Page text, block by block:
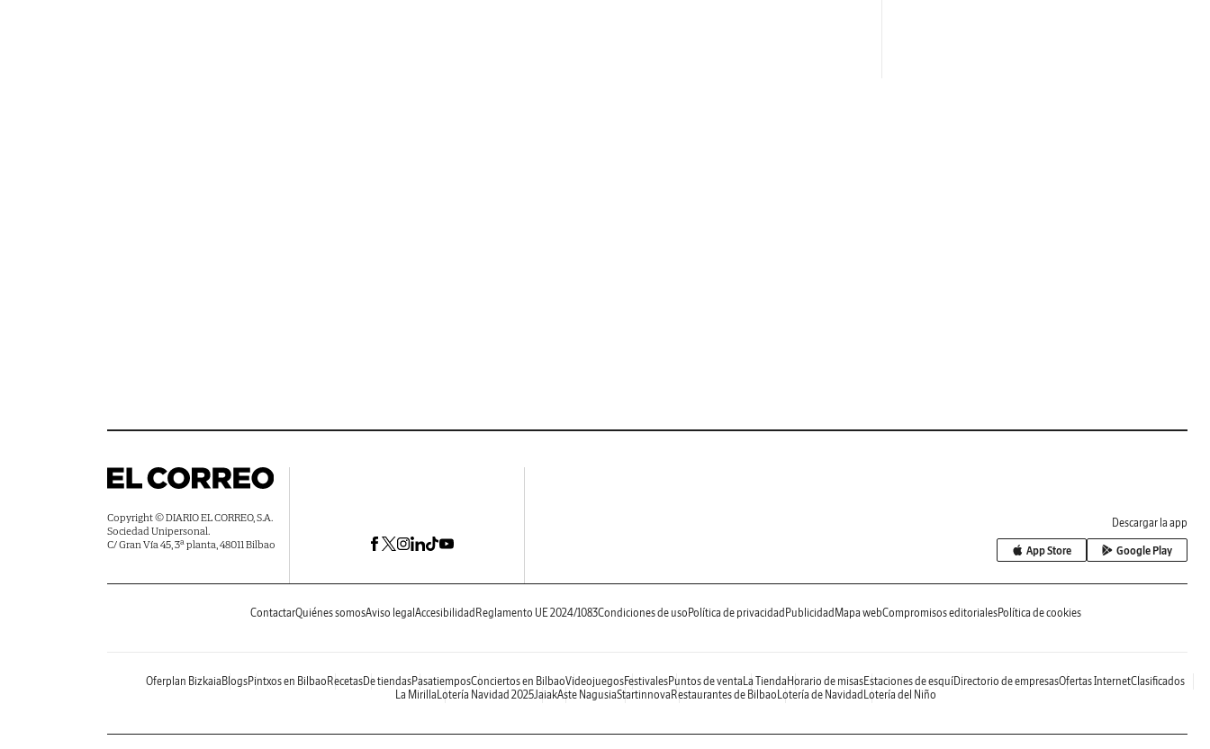
Copyright © DIARIO EL CORREO, S.A.
Sociedad Unipersonal.
C/ Gran Vía 45, 3ª planta, 48011 Bilbao
Descargar la app
App Store Google Play
ContactarQuiénes somosAviso legal Accesibilidad Reglamento UE 2024/1083Condiciones de uso Política de privacidad Publicidad Mapa webCompromisos editorialesPolítica de cookies
Oferplan Bizkaia BlogsPintxos en Bilbao RecetasDe tiendasPasatiemposConciertos en BilbaoVideojuegosFestivalesPuntos de venta La Tienda Horario de misasEstaciones de esquíDirectorio de empresasOfertas InternetClasificados
La Mirilla Lotería Navidad 2025JaiakAste NagusiaStartinnova Restaurantes de Bilbao Lotería de Navidad Lotería del Niño